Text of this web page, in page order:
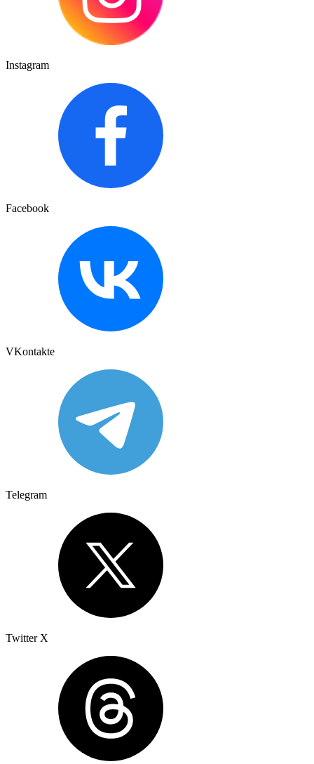
Instagram
Facebook
VKontakte
Telegram
Twitter X